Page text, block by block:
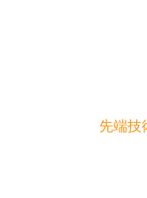
先端技